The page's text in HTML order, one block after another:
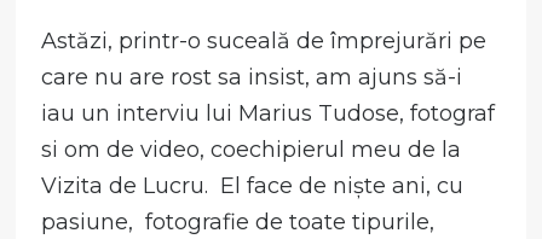
Astăzi, printr-o suceală de împrejurări pe
care nu are rost sa insist, am ajuns să-i
iau un interviu lui Marius Tudose, fotograf
si om de video, coechipierul meu de la
Vizita de Lucru. El face de niște ani, cu
pasiune, fotografie de toate tipurile,